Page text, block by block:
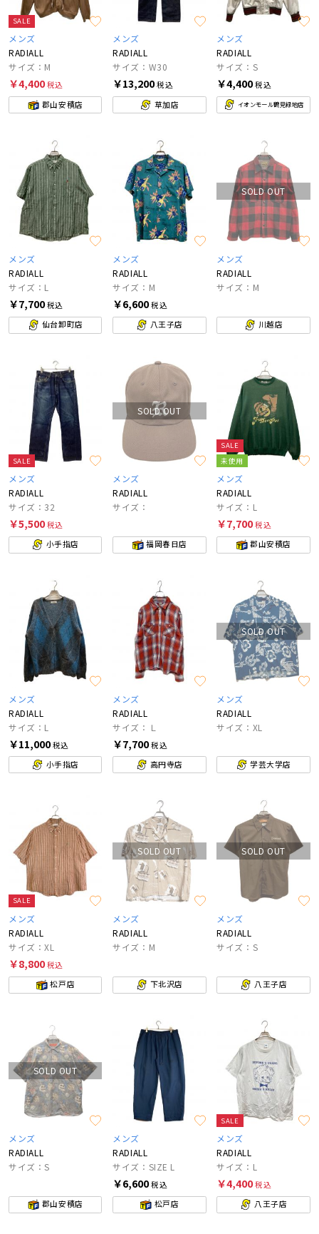
SALE
メンズ
RADIALL
サイズ：M
￥4,400税込
郡山安積店
メンズ
RADIALL
サイズ：W30
￥13,200税込
草加店
メンズ
RADIALL
サイズ：S
￥4,400税込
イオンモール鶴見緑地店
メンズ
RADIALL
サイズ：L
￥7,700税込
仙台卸町店
メンズ
RADIALL
サイズ：M
￥6,600税込
八王子店
SOLD OUT
メンズ
RADIALL
サイズ：M
川越店
SALE
メンズ
RADIALL
サイズ：32
￥5,500税込
小手指店
SOLD OUT
メンズ
RADIALL
サイズ：
福岡春日店
SALE
未使用
メンズ
RADIALL
サイズ：L
￥7,700税込
郡山安積店
メンズ
RADIALL
サイズ：L
￥11,000税込
小手指店
メンズ
RADIALL
サイズ：Ｌ
￥7,700税込
高円寺店
SOLD OUT
メンズ
RADIALL
サイズ：XL
学芸大学店
SALE
メンズ
RADIALL
サイズ：XL
￥8,800税込
松戸店
SOLD OUT
メンズ
RADIALL
サイズ：M
下北沢店
SOLD OUT
メンズ
RADIALL
サイズ：S
八王子店
SOLD OUT
メンズ
RADIALL
サイズ：S
郡山安積店
メンズ
RADIALL
サイズ：SIZE L
￥6,600税込
松戸店
SALE
メンズ
RADIALL
サイズ：L
￥4,400税込
八王子店